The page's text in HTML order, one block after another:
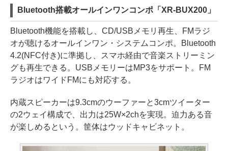
Bluetooth搭載オールインワンコンポ「XR-BUX200」
Bluetooth機能を搭載し、CD/USBメモリ再生、FMラジ
オが聴けるオールインワン・システムコンポ。Bluetooth
4.2(NFC付き)に準拠し、スマホ経由で音楽ストリーミン
グも再生できる。USBメモリーはMP3をサポート。FM
ラジオはワイドFMにも対応する。
内蔵スピーカーは9.3cmのウーファーと3cmツイーター
の2ウェイ構成で、出力は25W×2chを実現。迫力ある音
が楽しめるという。筐体はウッドキャビネット。